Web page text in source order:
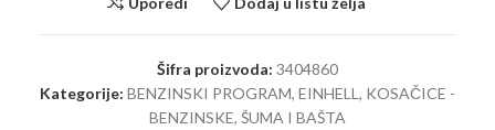
Šifra proizvoda: 3404860
Kategorije: BENZINSKI PROGRAM, EINHELL , KOSAČICE -
BENZINSKE, ŠUMA I BAŠTA